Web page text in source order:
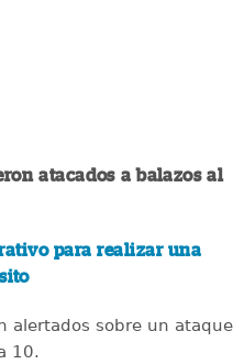
atacados a balazos al
para realizar una
alertados sobre un ataque
10.